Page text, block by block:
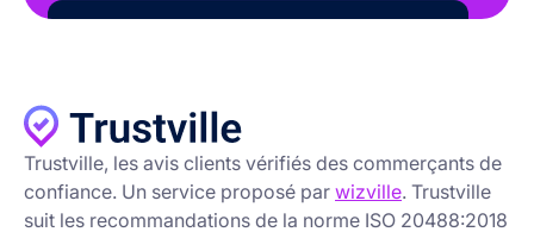
Trustville, les avis clients vérifiés des commerçants de
confiance. Un service proposé par wizville. Trustville
suit les recommandations de la norme ISO 20488:2018